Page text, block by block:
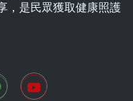
，是民眾獲取健康照護